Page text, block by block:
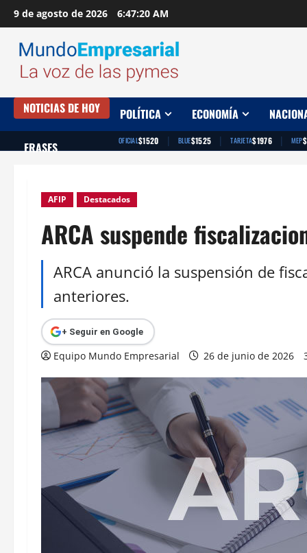
Saltar
al
contenido
9 de agosto de 2026 6:47:20 AM
NOTICIAS DE HOY POLÍTICA ECONOMÍA
FRASES OFICIAL$1520 | BLUE$1525 | TARJETA$1976 | MEP
AFIP Destacados
ARCA suspende
ARCA anunció la suspensión de
anteriores.
+ Seguir en Google
Equipo Mundo Empresarial 26 de junio de 2026